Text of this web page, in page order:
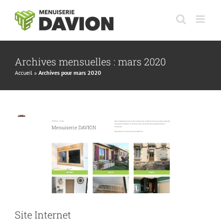
contenu
Archives mensuelles : mars 2020
Accueil » Archives pour mars 2020
Site Internet